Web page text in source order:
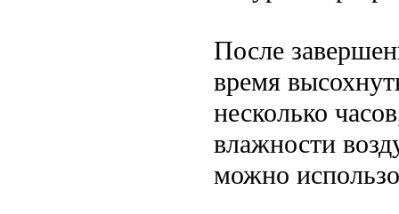
После
время
несколько
влажности
можно